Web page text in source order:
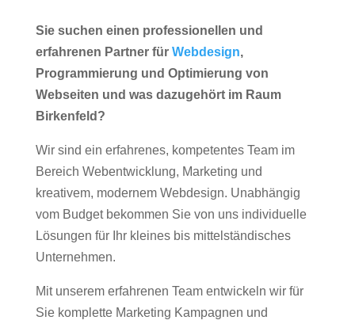
Sie suchen einen professionellen und
erfahrenen Partner für Webdesign,
Programmierung und Optimierung von
Webseiten und was dazugehört im Raum
Birkenfeld?
Wir sind ein erfahrenes, kompetentes Team im
Bereich Webentwicklung, Marketing und
kreativem, modernem Webdesign. Unabhängig
vom Budget bekommen Sie von uns individuelle
Lösungen für Ihr kleines bis mittelständisches
Unternehmen.
Mit unserem erfahrenen Team entwickeln wir für
Sie komplette Marketing Kampagnen und